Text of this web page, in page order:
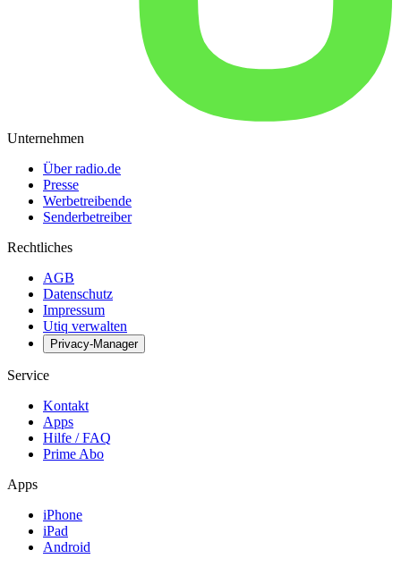
Unternehmen
Über radio.de
Presse
Werbetreibende
Senderbetreiber
Rechtliches
AGB
Datenschutz
Impressum
Utiq verwalten
Privacy-Manager
Service
Kontakt
Apps
Hilfe / FAQ
Prime Abo
Apps
iPhone
iPad
Android